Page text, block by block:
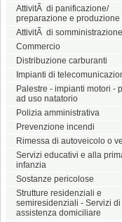
AttivitÃ di panificazione/
preparazione e produzione
AttivitÃ di somministrazione
Commercio
Distribuzione carburanti
Impianti di
Palestre - impianti motori -
ad uso natatorio
Polizia amministrativa
Prevenzione incendi
Rimessa di autoveicolo o
Servizi educativi e alla
infanzia
Sostanze pericolose
Strutture residenziali e
semiresidenziali - Servizi di
assistenza domiciliare